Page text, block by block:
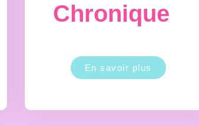
Chronique
En savoir plus